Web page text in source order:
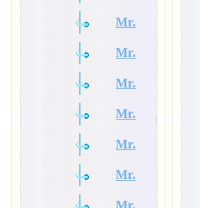
Mr.
Mr.
Mr.
Mr.
Mr.
Mr.
Mr.